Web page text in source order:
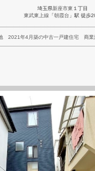
埼玉県新座市東 １丁目
東武東上線 「朝霞台 」駅 徒歩
2021年4月築の中古一戸建住宅 商業